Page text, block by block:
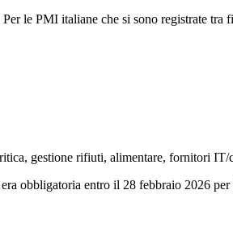
le PMI italiane che si sono registrate
gestione rifiuti, alimentare, fornitori
obbligatoria entro il 28 febbraio 2026